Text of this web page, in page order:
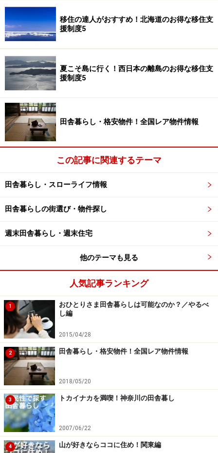
をサポート
活動内容：南十勝長期宿泊体験交流協議会の事業拡充
（協議会事務局の一般事務・子ども交流事業の企画立案
と実施・町及び教育委員会行事への参画・ホームページ
やブログ等による情報発信）／その他
募集対象：年齢は20歳以上40歳未満の人／普通自動車運
転免許／パソコン（ワード・エクセル）の操作ができる
人／過疎地域の活性化に意欲があり地域になじむ意志の
ある人／その他
給与など：月額147,000円／住居は町で用意（住宅料及
び光熱水費等は個人負担）／保健等（健康保険、厚生年
受付期間：2014年2月20日まで
参考URL＞＞南十勝長期宿泊体験交流協議会／北海道大
豊かな自然環境の中で地元高校の活性化を
バックアップ
画像はイメージです
活動内容：地元高等学校支援等教育活性化事業（地元高
等学校活性化支援、公営塾運営支援）／小規模農家支援
事業（情報発信や集荷支援等の産直市活性化策・6次産
業化推進）／情報発信強化事業（町情報発信媒体作成や
都市・田舎交流推進等）／その他
移住の達人がおすすめ！北海道のお得な移住支
援制度5
夏こそ島に行く！西日本の離島のお得な移住支
援制度5
田舎暮らし・格安物件！全国レア物件情報
この記事に関連するテーマ
田舎暮らし・スローライフ情報
田舎暮らしの街選び・物件探し
週末田舎暮らし・週末住宅
他のテーマも見る
人気記事ランキング
1
おひとりさま田舎暮らしは可能なのか？／やるべ
し編
2015/04/28
2 田舎暮らし・格安物件！全国レア物件情報
2018/05/20
3 トカイナカを満喫！神奈川の田舎暮し
2007/06/22
4 山が好きならココに住め！関東編